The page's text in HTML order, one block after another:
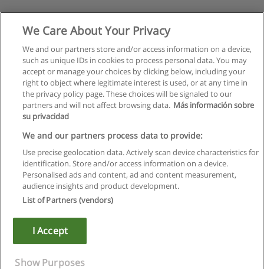
Regras de uso
Privacidade de dados
Copyright © Educaedu Business S.L. - CIF : B-95610580: -
We Care About Your Privacy
We and our partners store and/or access information on a device,
such as unique IDs in cookies to process personal data. You may
accept or manage your choices by clicking below, including your
right to object where legitimate interest is used, or at any time in
the privacy policy page. These choices will be signaled to our
partners and will not affect browsing data. Más información sobre
su privacidad
We and our partners process data to provide:
Use precise geolocation data. Actively scan device characteristics for
identification. Store and/or access information on a device.
Personalised ads and content, ad and content measurement,
audience insights and product development.
List of Partners (vendors)
I Accept
Show Purposes